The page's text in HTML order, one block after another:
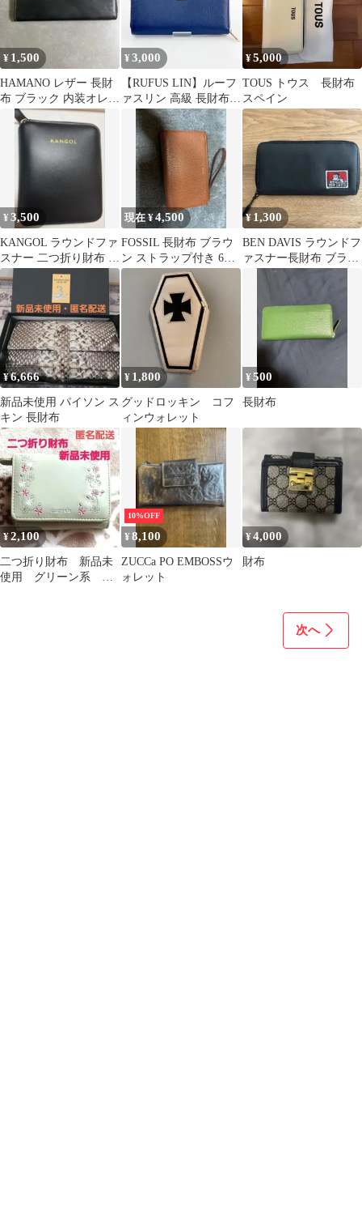
¥ 1,500
HAMANO レザー 長財
布 ブラック 内装オレン
ジ メンズ 薄型
¥3,000
【RUFUS LIN】ルーフ
ァスリン 高級 長財布
ラウンドジップ紺
B1428
¥5,000
TOUS トウス 長財布
スペイン
¥3,500
KANGOL ラウンドファ
スナー 二つ折り財布 ブ
ラック
現在 ¥4,500
FOSSIL 長財布 ブラウ
ン ストラップ付き 6月
に買ったので新しいで
¥ 1,300
BEN DAVIS ラウンドフ
ァスナー長財布 ブラッ
¥6,666
新品未使用 パイソン ス
キン 長財布
¥ 1,800
グッドロッキン コフ
ィンウォレット
¥500
長財布
¥2,100
二つ折り財布 新品未
使用 グリーン系 匿
10%OFF
¥8,100
ZUCCa PO EMBOSSウ
ォレット
¥4,000
財布
次へ